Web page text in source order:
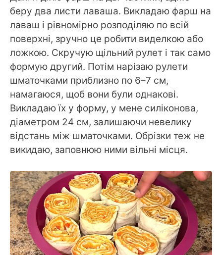
беру два листи лаваша. Викладаю фарш на
лаваш і рівномірно розподіляю по всій
поверхні, зручно це робити виделкою або
ложкою. Скручую щільний рулет і так само
формую другий. Потім нарізаю рулети
шматочками приблизно по 6–7 см,
намагаюся, щоб вони були однакові.
Викладаю їх у форму, у мене силіконова,
діаметром 24 см, залишаючи невелику
відстань між шматочками. Обрізки теж не
викидаю, заповнюю ними вільні місця.